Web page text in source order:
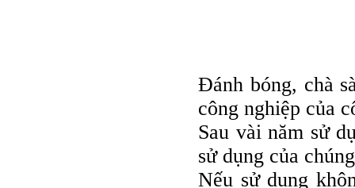
Đánh bóng, chà
công nghiệp của
Sau vài năm sử
sử dụng của
Nếu sử dụng